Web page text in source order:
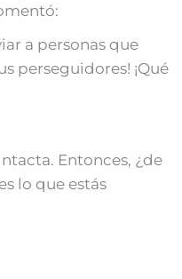
a personas que
perseguidores! ¡Qué
Entonces, ¿de
lo que estás